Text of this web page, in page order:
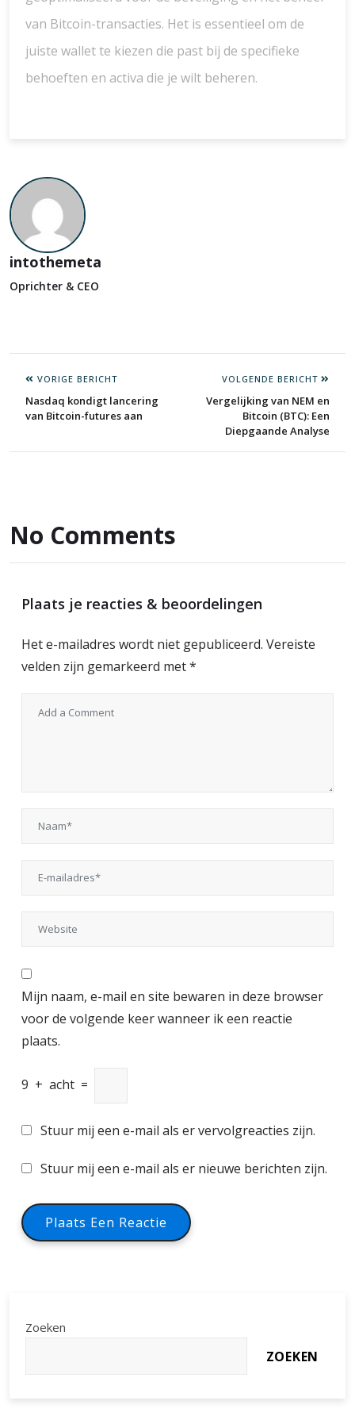
van Bitcoin-transacties. Het is essentieel om de
juiste wallet te kiezen die past bij de specifieke
behoeften en activa die je wilt beheren.
intothemeta
Oprichter & CEO
VORIGE BERICHT
Nasdaq kondigt lancering
van Bitcoin-futures aan
VOLGENDE BERICHT
Vergelijking van NEM en
Bitcoin (BTC): Een
Diepgaande Analyse
No Comments
Plaats je reacties & beoordelingen
Het e-mailadres wordt niet gepubliceerd. Vereiste
velden zijn gemarkeerd met*
Mijn naam, e-mail en site bewaren in deze browser
voor de volgende keer wanneer ik een reactie
plaats.
9 + acht =
Stuur mij een e-mail als er vervolgreacties zijn.
Stuur mij een e-mail als er nieuwe berichten zijn.
Zoeken
ZOEKEN